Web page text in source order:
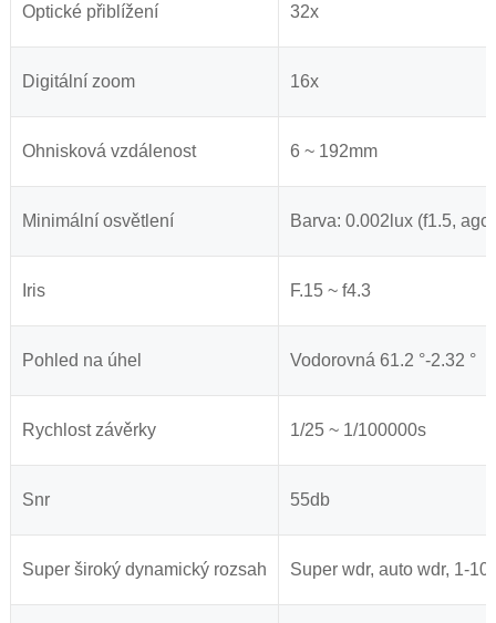
Optické přiblížení 32x
Digitální zoom 16x
Ohnisková vzdálenost 6 ~ 192mm
Minimální osvětlení Barva: 0.002lux (f1.5,
Iris F.15 ~ f4.3
Pohled na úhel Vodorovná 61.2 °-2.32 °
Rychlost závěrky 1/25 ~ 1/100000s
Snr 55db
Super široký dynamický rozsah Super wdr, auto wdr, 1-